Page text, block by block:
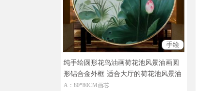
手绘
纯手绘圆形花鸟油画荷花池风景油画圆
形铝合金外框 适合大厅的荷花池风景油
画
A：80*80CM画芯